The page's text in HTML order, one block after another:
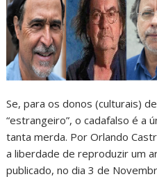
Se, para os donos (culturais)
“estrangeiro”, o cadafalso é a
tanta merda. Por Orlando
a liberdade de reproduzir um
publicado, no dia 3 de